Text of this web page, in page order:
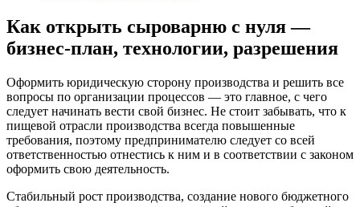
Как открыть сыроварню с нуля —
бизнес-план, технологии, разрешения
Оформить юридическую сторону производства и решить все
вопросы по организации процессов — это главное, с чего
следует начинать вести свой бизнес. Не стоит забывать, что к
пищевой отрасли производства всегда повышенные
требования, поэтому предпринимателю следует со всей
ответственностью отнестись к ним и в соответствии с законом
оформить свою деятельность.
Стабильный рост производства, создание нового бюджетного